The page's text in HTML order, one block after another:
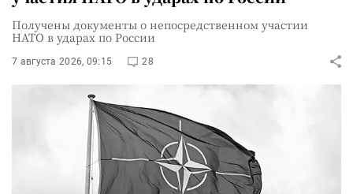
Получены документы о непосредственном участии
НАТО в ударах по России
7 августа 2026, 09:15 28